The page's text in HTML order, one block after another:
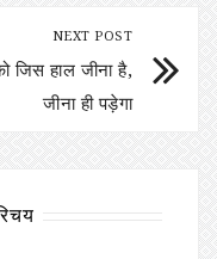
NEXT POST
जिस हाल जीना है,
जीना ही पड़ेगा